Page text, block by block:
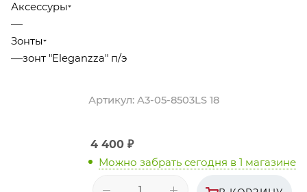
Аксессуры
—
Зонты
—зонт "Eleganzza" п/э
Артикул: A3-05-8503LS 18
4 400 ₽
Можно забрать сегодня в 1 магазине